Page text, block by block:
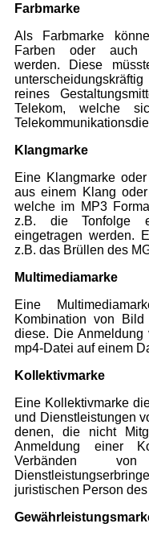
Farbmarke
Als Farbmarke
Farben oder auch
werden. Diese
reines
Telekom, welche
Klangmarke
Eine Klangmarke
aus einem Klang
welche im MP3
z.B. die Tonfolge
eingetragen werden.
z.B. das Brüllen des
Multimediamarke
Eine
Kombination von
diese. Die Anmeldung
mp4-Datei auf einem
Kollektivmarke
Eine Kollektivmarke
und Dienstleistungen
denen, die nicht
Anmeldung einer
Verbänden von
juristischen Person